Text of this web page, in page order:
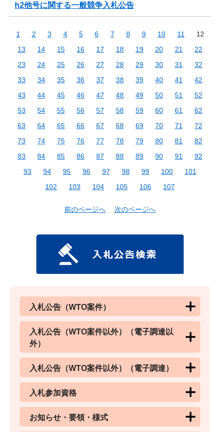
h2他号に関する一般競争入札公告
1 2 3 4 5 6 7 8 9 10 11
12
13
14 15 16 17 18 19 20 21
22
23
24 25 26 27 28 29 30 31
32
33
34 35 36 37 38 39 40 41
42
43
44 45 46 47 48 49 50 51
52
53
54 55 56 57 58 59 60 61
62
63
64 65 66 67 68 69 70 71
72
73
74 75 76 77 78 79 80 81
82
83
84 85 86 87 88 89 90 91
92
93
94 95 96 97 98 99 100
101
102
103 104 105 106 107
前のページへ 次のページへ
入札公告（WTO案件）
入札公告（WTO案件以外）（電子調達以
外）
入札公告（WTO案件以外）（電子調達）
入札参加資格
お知らせ・要領・様式